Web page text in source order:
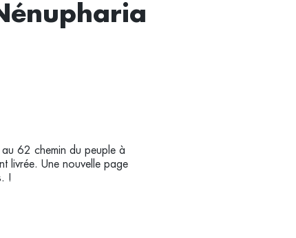
62 chemin du peuple à
livrée. Une nouvelle page
!